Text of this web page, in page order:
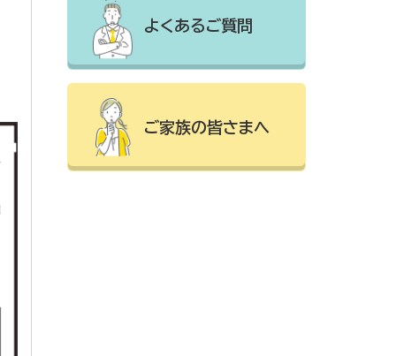
よくあるご質問
ご家族の皆さまへ